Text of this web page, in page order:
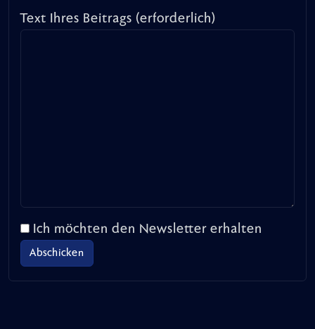
Text Ihres Beitrags (erforderlich)
Ich möchten den Newsletter erhalten